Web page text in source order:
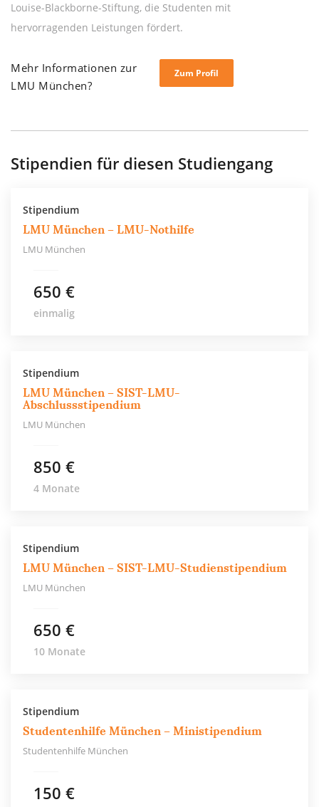
Louise-Blackborne-Stiftung, die Studenten mit
hervorragenden Leistungen fördert.
Mehr Informationen zur
LMU München?
Zum Profil
Stipendien für diesen Studiengang
Stipendium
LMU München – LMU-Nothilfe
LMU München
650 €
einmalig
Stipendium
LMU München – SIST-LMU-
Abschlussstipendium
LMU München
850 €
4 Monate
Stipendium
LMU München – SIST-LMU-Studienstipendium
LMU München
650 €
10 Monate
Stipendium
Studentenhilfe München – Ministipendium
Studentenhilfe München
150 €